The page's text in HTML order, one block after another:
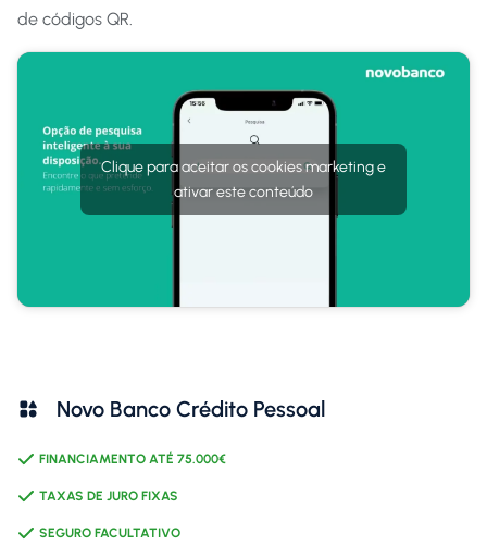
de códigos QR.
Clique para aceitar os cookies marketing e
ativar este conteúdo
Novo Banco Crédito Pessoal
FINANCIAMENTO ATÉ 75.000€
TAXAS DE JURO FIXAS
SEGURO FACULTATIVO